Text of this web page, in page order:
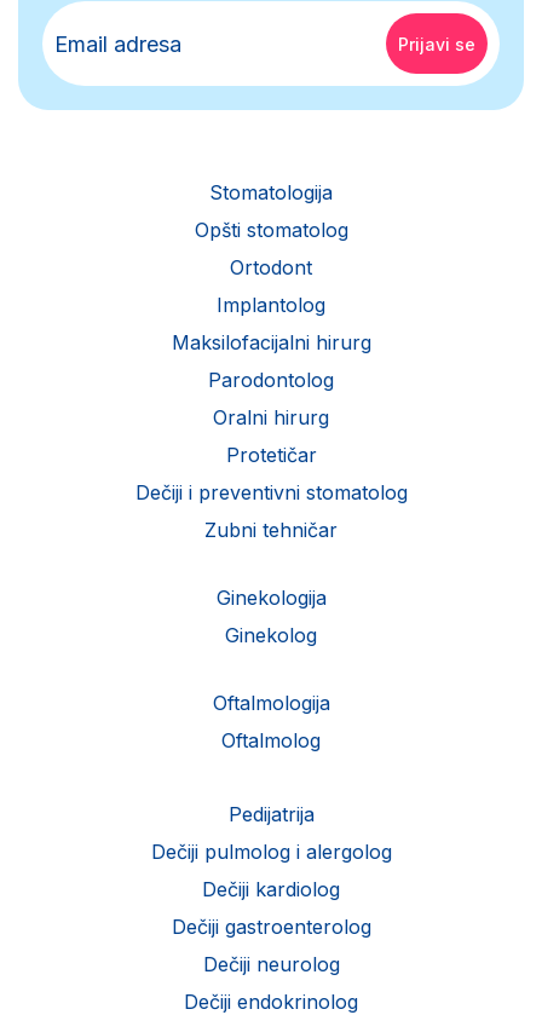
Stomatologija
Opšti stomatolog
Ortodont
Implantolog
Maksilofacijalni hirurg
Parodontolog
Oralni hirurg
Protetičar
Dečiji i preventivni stomatolog
Zubni tehničar
Ginekologija
Ginekolog
Oftalmologija
Oftalmolog
Pedijatrija
Dečiji pulmolog i alergolog
Dečiji kardiolog
Dečiji gastroenterolog
Dečiji neurolog
Dečiji endokrinolog